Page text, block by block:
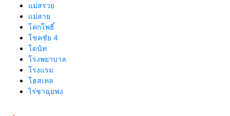
แม่สรวย
แม่สาย
โคกโพธิ์
โชคชัย 4
โดนัท
โรงพยาบาล
โรงแรม
โฮสเทล
ไร่ชาฉุยฟง